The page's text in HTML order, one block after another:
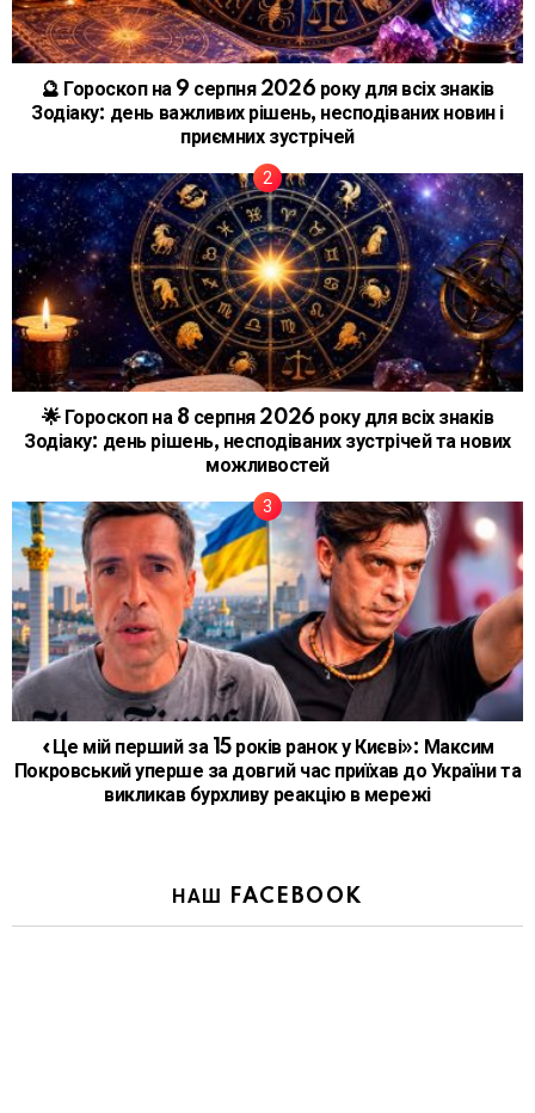
🔮 Гороскоп на 9 серпня 2026 року для всіх знаків
Зодіаку: день важливих рішень, несподіваних новин і
приємних зустрічей
🌟 Гороскоп на 8 серпня 2026 року для всіх знаків
Зодіаку: день рішень, несподіваних зустрічей та нових
можливостей
«Це мій перший за 15 років ранок у Києві»: Максим
Покровський уперше за довгий час приїхав до України та
викликав бурхливу реакцію в мережі
НАШ FACEBOOK